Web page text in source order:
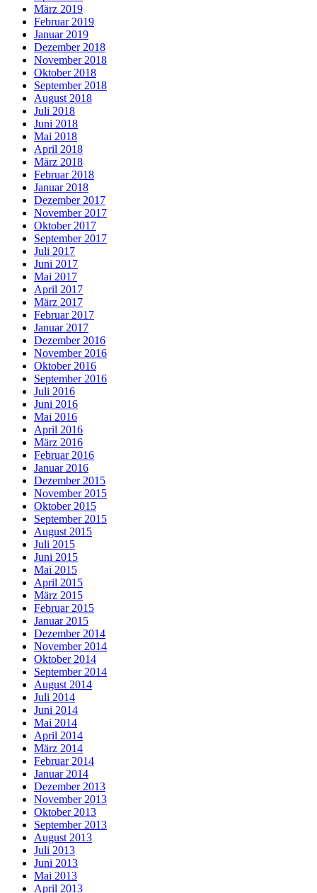
März 2019
Februar 2019
Januar 2019
Dezember 2018
November 2018
Oktober 2018
September 2018
August 2018
Juli 2018
Juni 2018
Mai 2018
April 2018
März 2018
Februar 2018
Januar 2018
Dezember 2017
November 2017
Oktober 2017
September 2017
Juli 2017
Juni 2017
Mai 2017
April 2017
März 2017
Februar 2017
Januar 2017
Dezember 2016
November 2016
Oktober 2016
September 2016
Juli 2016
Juni 2016
Mai 2016
April 2016
März 2016
Februar 2016
Januar 2016
Dezember 2015
November 2015
Oktober 2015
September 2015
August 2015
Juli 2015
Juni 2015
Mai 2015
April 2015
März 2015
Februar 2015
Januar 2015
Dezember 2014
November 2014
Oktober 2014
September 2014
August 2014
Juli 2014
Juni 2014
Mai 2014
April 2014
März 2014
Februar 2014
Januar 2014
Dezember 2013
November 2013
Oktober 2013
September 2013
August 2013
Juli 2013
Juni 2013
Mai 2013
April 2013